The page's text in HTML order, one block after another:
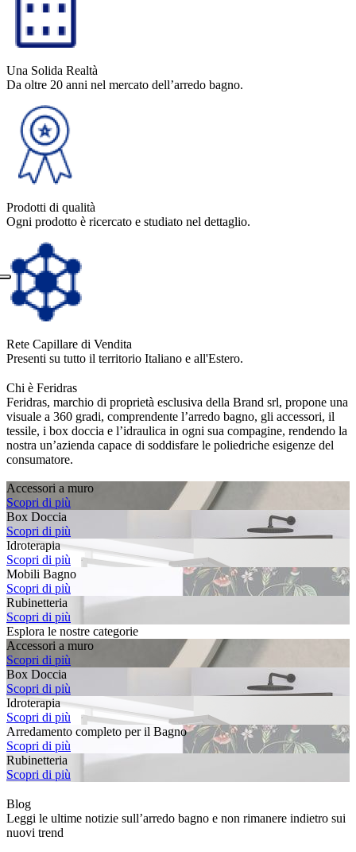
Una Solida Realtà
Da oltre 20 anni nel mercato dell’arredo bagno.
Prodotti di qualità
Ogni prodotto è ricercato e studiato nel dettaglio.
Rete Capillare di Vendita
Presenti su tutto il territorio Italiano e all'Estero.
Chi è Feridras
Feridras, marchio di proprietà esclusiva della Brand srl, propone una
visuale a 360 gradi, comprendente l’arredo bagno, gli accessori, il
tessile, i box doccia e l’idraulica in ogni sua compagine, rendendo la
nostra un’azienda capace di soddisfare le poliedriche esigenze del
consumatore.
Accessori a muro
Scopri di più
Box Doccia
Scopri di più
Idroterapia
Scopri di più
Mobili Bagno
Scopri di più
Rubinetteria
Scopri di più
Esplora le nostre categorie
Accessori a muro
Scopri di più
Box Doccia
Scopri di più
Idroterapia
Scopri di più
Arredamento completo per il Bagno
Scopri di più
Rubinetteria
Scopri di più
Blog
Leggi le ultime notizie sull’arredo bagno e non rimanere indietro sui
nuovi trend